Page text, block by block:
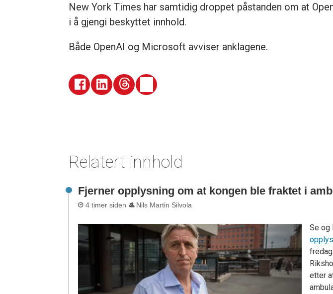
New York Times har samtidig droppet påstanden om at
i å gjengi beskyttet innhold.
Både OpenAI og Microsoft avviser anklagene.
Relatert innhold
Fjerner opplysning om at kongen ble fraktet i
4 timer siden Nils Martin Silvola
Se og
etter